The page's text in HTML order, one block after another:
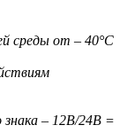
среды от – 40°C
знака – 12В/24В =